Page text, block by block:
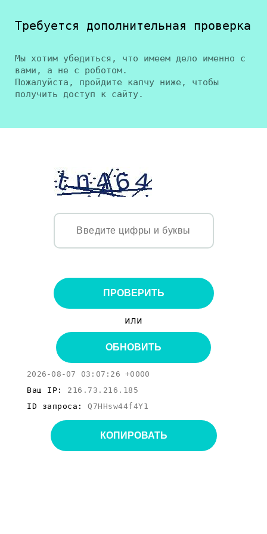
Требуется дополнительная проверка
Мы хотим убедиться, что имеем дело именно с
вами, а не с роботом.
Пожалуйста, пройдите капчу ниже, чтобы
получить доступ к сайту.
ПРОВЕРИТЬ
или
ОБНОВИТЬ
2026-08-07 03:07:26 +0000
Ваш IP: 216.73.216.185
ID запроса: Q7HHsw44f4Y1
КОПИРОВАТЬ